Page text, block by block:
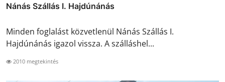
Nánás Szállás I. Hajdúnánás
Minden foglalást közvetlenül Nánás Szállás I.
Hajdúnánás igazol vissza. A szálláshel...
2010 megtekintés